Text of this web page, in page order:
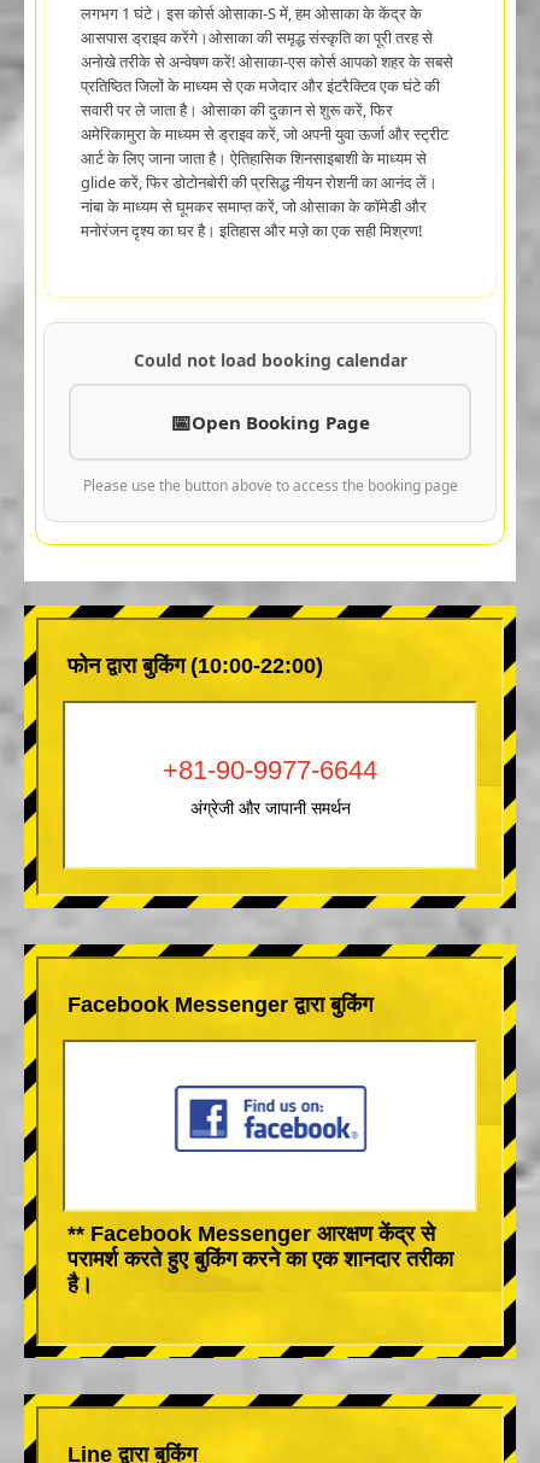
लगभग 1 घंटे। इस कोर्स ओसाका-S में, हम ओसाका के केंद्र के
आसपास ड्राइव करेंगे।ओसाका की समृद्ध संस्कृति का पूरी तरह से
अनोखे तरीके से अन्वेषण करें! ओसाका-एस कोर्स आपको शहर के सबसे
प्रतिष्ठित जिलों के माध्यम से एक मजेदार और इंटरैक्टिव एक घंटे की
सवारी पर ले जाता है। ओसाका की दुकान से शुरू करें, फिर
अमेरिकामुरा के माध्यम से ड्राइव करें, जो अपनी युवा ऊर्जा और स्ट्रीट
आर्ट के लिए जाना जाता है। ऐतिहासिक शिनसाइबाशी के माध्यम से
glide करें, फिर डोटोनबोरी की प्रसिद्ध नीयन रोशनी का आनंद लें।
नांबा के माध्यम से घूमकर समाप्त करें, जो ओसाका के कॉमेडी और
मनोरंजन दृश्य का घर है। इतिहास और मज़े का एक सही मिश्रण!
Could not load booking calendar
Open Booking Page
Please use the button above to access the booking page
फोन द्वारा बुकिंग (10:00-22:00)
+81-90-9977-6644
अंग्रेजी और जापानी समर्थन
Facebook Messenger द्वारा बुकिंग
** Facebook Messenger आरक्षण केंद्र से
परामर्श करते हुए बुकिंग करने का एक शानदार तरीका
है।
Line द्वारा बुकिंग